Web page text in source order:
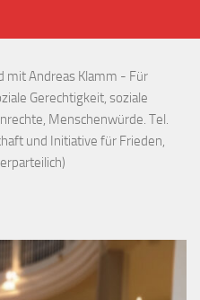
mit Andreas Klamm - Für
Gerechtigkeit, soziale
Menschenwürde. Tel.
und Initiative für Frieden,